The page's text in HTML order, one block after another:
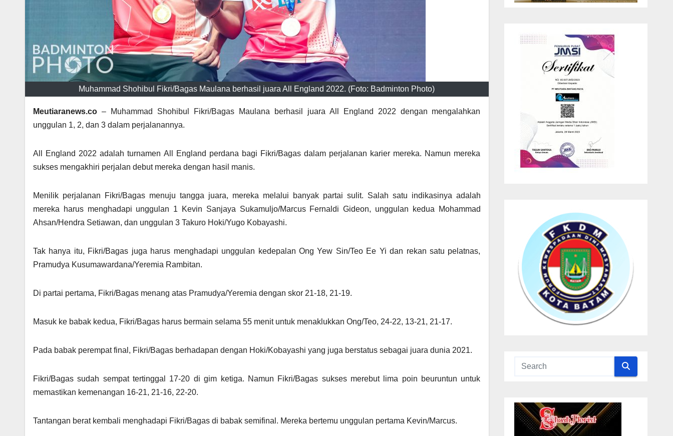
Muhammad Shohibul Fikri/Bagas Maulana berhasil juara All England 2022. (Foto: Badminton Photo)
Meutiaranews.co – Muhammad Shohibul Fikri/Bagas Maulana berhasil juara All England 2022 dengan mengalahkan
unggulan 1, 2, dan 3 dalam perjalanannya.
All England 2022 adalah turnamen All England perdana bagi Fikri/Bagas dalam perjalanan karier mereka. Namun mereka
sukses mengakhiri perjalan debut mereka dengan hasil manis.
Menilik perjalanan Fikri/Bagas menuju tangga juara, mereka melalui banyak partai sulit. Salah satu indikasinya adalah
mereka harus menghadapi unggulan 1 Kevin Sanjaya Sukamuljo/Marcus Fernaldi Gideon, unggulan kedua Mohammad
Ahsan/Hendra Setiawan, dan unggulan 3 Takuro Hoki/Yugo Kobayashi.
Tak hanya itu, Fikri/Bagas juga harus menghadapi unggulan kedepalan Ong Yew Sin/Teo Ee Yi dan rekan satu pelatnas,
Pramudya Kusumawardana/Yeremia Rambitan.
Di partai pertama, Fikri/Bagas menang atas Pramudya/Yeremia dengan skor 21-18, 21-19.
Masuk ke babak kedua, Fikri/Bagas harus bermain selama 55 menit untuk menaklukkan Ong/Teo, 24-22, 13-21, 21-17.
Pada babak perempat final, Fikri/Bagas berhadapan dengan Hoki/Kobayashi yang juga berstatus sebagai juara dunia 2021.
Fikri/Bagas sudah sempat tertinggal 17-20 di gim ketiga. Namun Fikri/Bagas sukses merebut lima poin beuruntun untuk
memastikan kemenangan 16-21, 21-16, 22-20.
Tantangan berat kembali menghadapi Fikri/Bagas di babak semifinal. Mereka bertemu unggulan pertama Kevin/Marcus.